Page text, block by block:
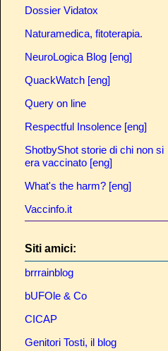
Dossier Vidatox
Naturamedica, fitoterapia.
NeuroLogica Blog [eng]
QuackWatch [eng]
Query on line
Respectful Insolence [eng]
ShotbyShot storie di chi non si
era vaccinato [eng]
What's the harm? [eng]
Vaccinfo.it
Siti amici:
brrrainblog
bUFOle & Co
CICAP
Genitori Tosti, il blog